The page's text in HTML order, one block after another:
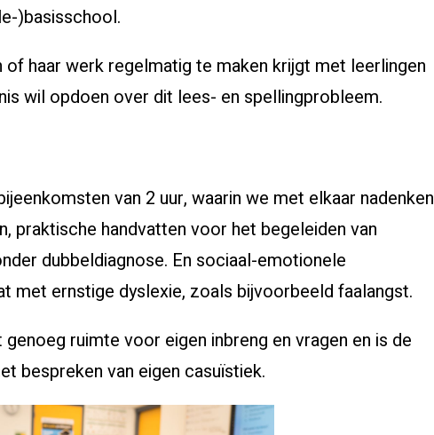
)basisschool.
haar werk regelmatig te maken krijgt met leerlingen
wil opdoen over dit lees- en spellingprobleem.
van 2 uur, waarin we met elkaar nadenken
praktische handvatten voor het begeleiden van
dubbeldiagnose. En sociaal-emotionele
met ernstige dyslexie, zoals bijvoorbeeld faalangst.
ruimte voor eigen inbreng en vragen en is de
bespreken van eigen casuïstiek.